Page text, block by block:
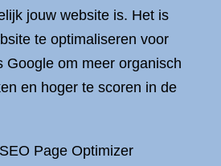
jouw website is. Het is
te optimaliseren voor
Google om meer organisch
en hoger te scoren in de
Page Optimizer